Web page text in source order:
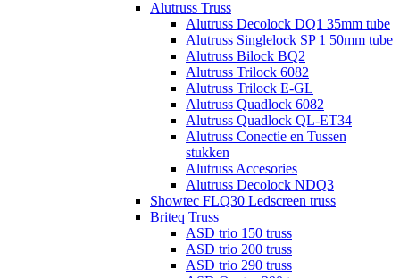
Alutruss Truss
Alutruss Decolock DQ1 35mm tube
Alutruss Singlelock SP 1 50mm tube
Alutruss Bilock BQ2
Alutruss Trilock 6082
Alutruss Trilock E-GL
Alutruss Quadlock 6082
Alutruss Quadlock QL-ET34
Alutruss Conectie en Tussen
stukken
Alutruss Accesories
Alutruss Decolock NDQ3
Showtec FLQ30 Ledscreen truss
Briteq Truss
ASD trio 150 truss
ASD trio 200 truss
ASD trio 290 truss